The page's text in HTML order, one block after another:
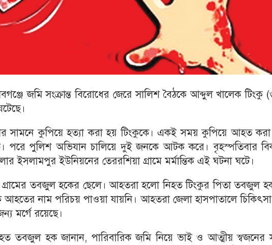
জমি সংক্রান্ত বিরোধের জেরে সালিশ বৈঠকে আব্দুল খালেক টিংকু
সামনে কুপিয়ে হত্যা করা হয় টিংকুকে। একই সময় কুপিয়ে আহত
পরে পুলিশ অভিযান চালিয়ে দুই জনকে আটক করে। বৃহস্পতিবার
ইসলামপুর ইউনিয়নের তেররশিয়া গ্রামে মর্মান্তিক এই ঘটনা ঘটে।
তবজুল হকের ছেলে। আহতরা হলো নিহত টিংকুর পিতা তবজুল
নাম পরিচয় পাওয়া যায়নি। আহতরা জেলা হাসপাতালে
মর্গে রয়েছে।
তবজুল হক জানান, পারিবারিক জমি নিয়ে ভাই ও আত্মীয় স্বজনের